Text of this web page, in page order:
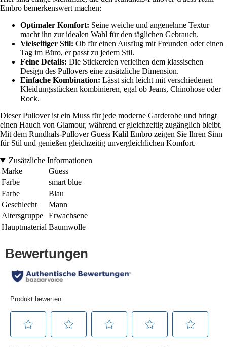
Embro bemerkenswert machen:
Optimaler Komfort: Seine weiche und angenehme Textur
macht ihn zur idealen Wahl für den täglichen Gebrauch.
Vielseitiger Stil: Ob für einen Ausflug mit Freunden oder einen
Tag im Büro, er passt zu jedem Stil.
Feine Details: Die Stickereien verleihen dem klassischen
Design des Pullovers eine zusätzliche Dimension.
Einfache Kombination: Lässt sich leicht mit verschiedenen
Kleidungsstücken kombinieren, egal ob Jeans, Chinohose oder
Rock.
Dieser Pullover ist ein Muss für jede moderne Garderobe und bringt
einen Hauch von Glamour, während er gleichzeitig zugänglich bleibt.
Mit dem Rundhals-Pullover Guess Kalil Embro zeigen Sie Ihren Sinn
für Stil und genießen gleichzeitig unvergleichlichen Komfort.
Zusätzliche Informationen
Marke
Guess
Farbe
smart blue
Farbe
Blau
Geschlecht
Mann
Altersgruppe
Erwachsene
Hauptmaterial Baumwolle